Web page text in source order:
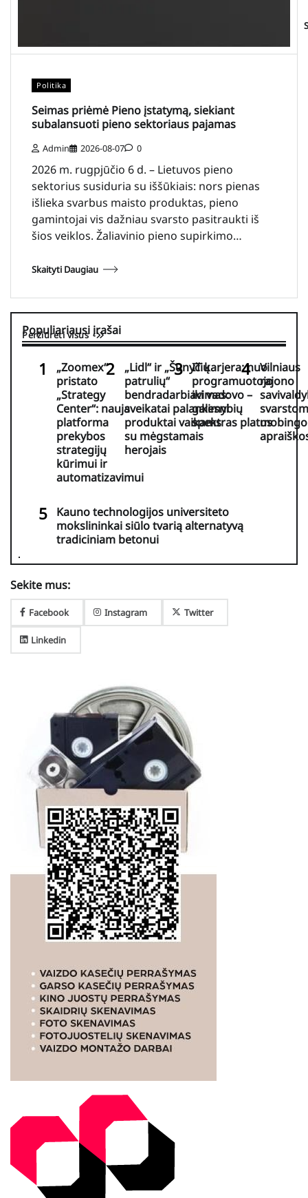
Politika
Seimas priėmė Pieno įstatymą, siekiant
subalansuoti pieno sektoriaus pajamas
Admin 2026-08-07 0
2026 m. rugpjūčio 6 d. – Lietuvos pieno
sektorius susiduria su iššūkiais: nors pienas
išlieka svarbus maisto produktas, pieno
gamintojai vis dažniau svarsto pasitraukti iš
šios veiklos. Žaliavinio pieno supirkimo…
Skaityti Daugiau
Populiariausi įrašai
Peržiūrėti visus
„Zoomex“
pristato
„Strategy
Center“: nauja
platforma
prekybos
strategijų
kūrimui ir
automatizavimui
„Lidl“ ir „Šunyčių
patrulių“
bendradarbiavimas:
sveikatai palankesni
produktai vaikams
su mėgstamais
herojais
IT karjera: nuo
programuotojo
iki vadovo –
galimybių
spektras platus
Vilniaus
rajono
mobingo
Kauno technologijos universiteto
mokslininkai siūlo tvarią alternatyvą
tradiciniam betonui
Sekite mus:
Facebook Instagram Twitter
Linkedin